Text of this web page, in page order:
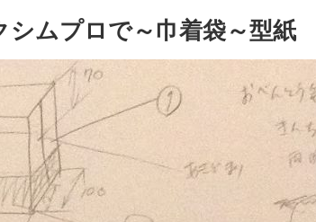
シムプロで～巾着袋～型紙